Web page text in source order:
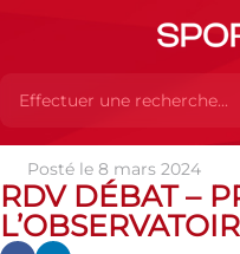
Actualités Actualités
Présentation de l’Observatoire
Posté le 8 mars 2024
RDV DÉBAT –